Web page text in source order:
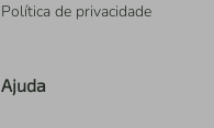
Política de privacidade
Ajuda